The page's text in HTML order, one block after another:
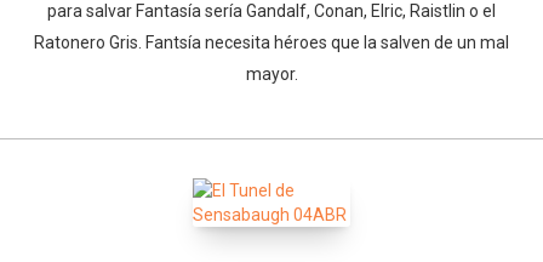
para salvar Fantasía sería Gandalf, Conan, Elric, Raistlin o el
Ratonero Gris. Fantsía necesita héroes que la salven de un mal
mayor.